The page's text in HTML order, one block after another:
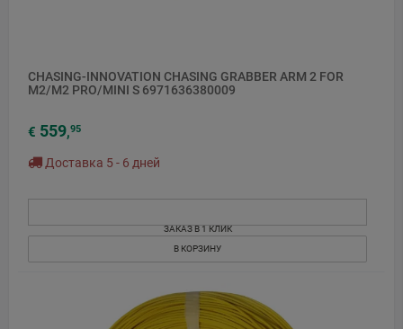
CHASING-INNOVATION CHASING GRABBER ARM 2 FOR
M2/M2 PRO/MINI S 6971636380009
€ 559,95
Доставка 5 - 6 дней
ЗАКАЗ В 1 КЛИК
В КОРЗИНУ